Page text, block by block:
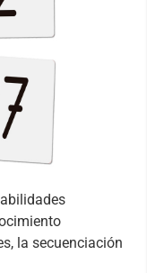
la secuenciación